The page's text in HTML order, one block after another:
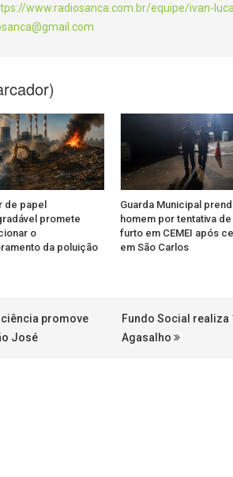
www.radiosanca.com.br/equipe/ivan-
de papel
promete
o
da poluição
Guarda Municipal
homem por tentativa de
furto em CEMEI após
em São Carlos
promove
José
Fundo Social realiza
Agasalho